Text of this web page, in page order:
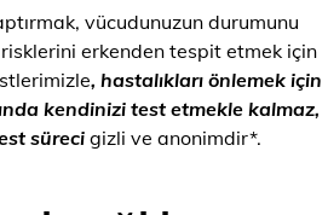
vücudunuzun durumunu
risklerini erkenden tespit etmek için
, hastalıkları önlemek için
kendinizi test etmekle kalmaz,
süreci gizli ve anonimdir*.